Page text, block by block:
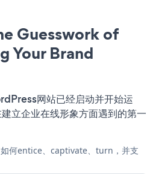
Guesswork of
Your Brand
网站已经启动并开始运
立企业在线形象方面遇到的第一
何entice、captivate、turn，并支